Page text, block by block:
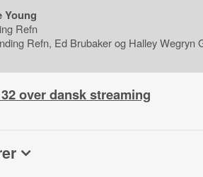
Young
Refn
Refn, Ed Brubaker og Halley Wegryn
over dansk streaming